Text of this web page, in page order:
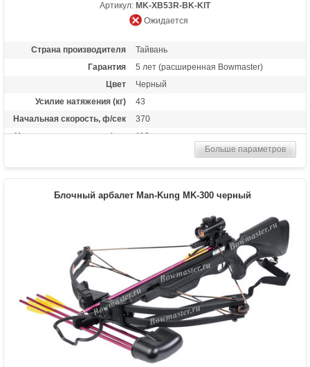
Артикул: MK-XB53R-BK-KIT
Ожидается
Страна производителя
Тайвань
Гарантия
5 лет (расширенная Bowmaster)
Цвет
Черный
Усилие натяжения (кг)
43
Начальная скорость, ф/сек
370
Начальная скорость, м/сек
113
Рабочий ход тетивы
13,4 дюймов (34 см)
Воск для тетивы
2 алюминиевые стрелы, воск для тетивы
Масса (кг)
4,1 снаряженный, 3,3 без аксессуаров
Назначение
Развлечение, охота
Особенности
Конструкция булл-пап, очень легкий,
автоматический предохранитель, защита
от холостого выстрела.
Больше параметров
Блочный арбалет Man-Kung MK-300 черный